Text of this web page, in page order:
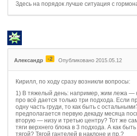
Здесь на порядок лучше ситуация с
Александр -2 Опубликовано 2015.05.12
Кирилл, по ходу сразу возникли вопросы:
1) В тяжелый день: например, жим лежа —
про всё дается только три подхода. Если
одну часть груди, то как быть с
предполагается первую декаду месяца
вторую — низу и третью центру? Тот же
тяги верхнего блока в 3 подхода. А как
тягой? Тягой гантелей в наклоне и пр.?